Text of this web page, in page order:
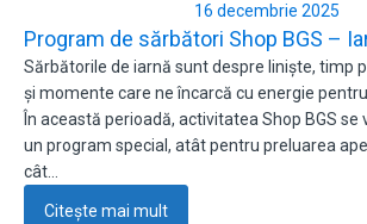
16 decembrie 2025
Program de sărbători Shop BGS –
Sărbătorile de iarnă sunt despre liniște, timp
și momente care ne încarcă cu energie
În această perioadă, activitatea Shop BGS
un program special, atât pentru preluarea
cât…
Citește mai mult